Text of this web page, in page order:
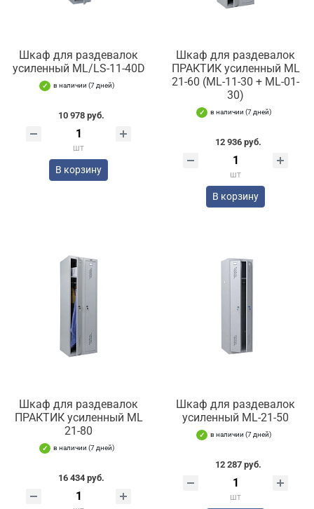
Шкаф для раздевалок
усиленный ML/LS-11-40D
в наличии (7 дней)
10 978 руб.
шт
В корзину
Шкаф для раздевалок
ПРАКТИК усиленный ML
21-60 (ML-11-30 + ML-01-
30)
в наличии (7 дней)
12 936 руб.
шт
В корзину
Шкаф для раздевалок
ПРАКТИК усиленный ML
21-80
в наличии (7 дней)
16 434 руб.
Шкаф для раздевалок
усиленный ML-21-50
в наличии (7 дней)
12 287 руб.
шт